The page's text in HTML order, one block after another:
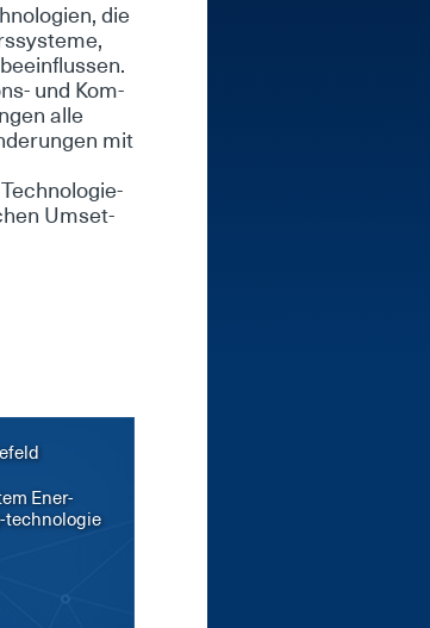
die
und Kom­
al­le
mit
Um­set­
En­er­
tech­no­lo­gie